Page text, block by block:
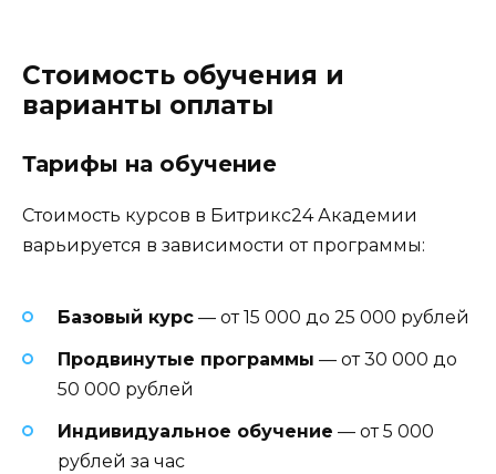
Стоимость обучения и
варианты оплаты
Тарифы на обучение
Стоимость курсов в Битрикс24 Академии
варьируется в зависимости от программы:
Базовый курс — от 15 000 до 25 000 рублей
Продвинутые программы — от 30 000 до
50 000 рублей
Индивидуальное обучение — от 5 000
рублей за час